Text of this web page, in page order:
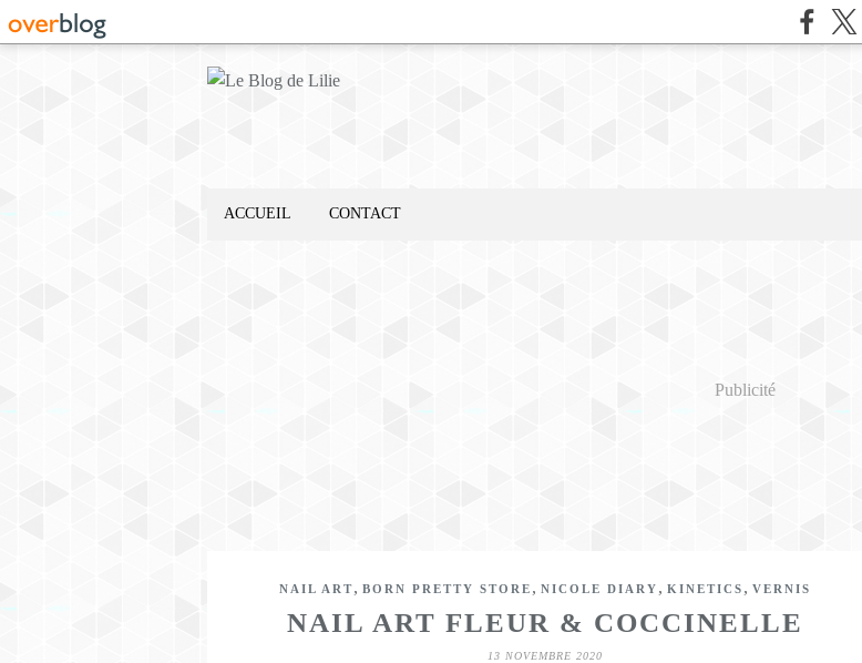
ACCUEIL CONTACT
Publicité
NAIL ART, BORN PRETTY STORE , NICOLE DIARY , KINETICS , VERNIS
NAIL ART FLEUR & COCCINELLE
13 NOVEMBRE 2020